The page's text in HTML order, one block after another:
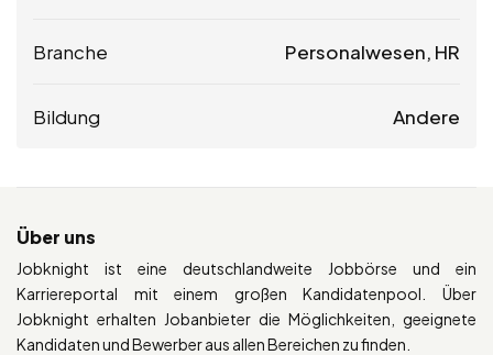
Branche Personalwesen, HR
Bildung Andere
Über uns
Jobknight ist eine deutschlandweite Jobbörse und ein
Karriereportal mit einem großen Kandidatenpool. Über
Jobknight erhalten Jobanbieter die Möglichkeiten, geeignete
Kandidaten und Bewerber aus allen Bereichen zu finden.